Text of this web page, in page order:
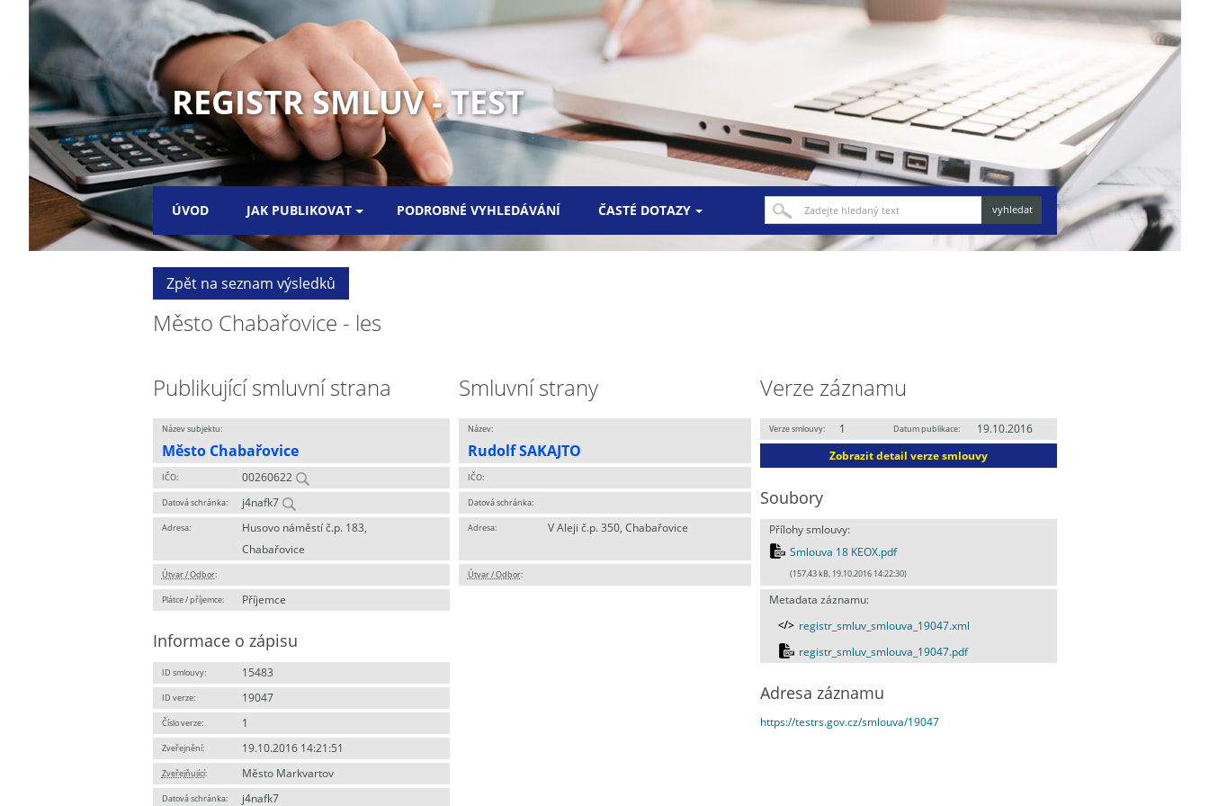
REGISTR SMLUV - TEST
ÚVOD JAK PUBLIKOVAT PODROBNÉ VYHLEDÁVÁNÍ ČASTÉ DOTAZY
Zpět na seznam výsledků
Město Chabařovice - les
Publikující smluvní strana
Název subjektu:
Město Chabařovice
IČO: 00260622
Datová schránka: j4nafk7
Adresa:
Husovo náměstí č.p. 183,
Chabařovice
Útvar / Odbor:
Plátce / příjemce: Příjemce
Informace o zápisu
ID smlouvy: 15483
ID verze: 19047
Číslo verze: 1
Zveřejnění: 19.10.2016 14:21:51
Zveřejňující: Město Markvartov
Datová schránka: j4nafk7
Smluvní strany
Název:
Rudolf SAKAJTO
IČO:
Datová schránka:
Adresa: V Aleji č.p. 350, Chabařovice
Útvar / Odbor:
Verze záznamu
Verze smlouvy: 1 Datum publikace:
19.10.2016
Zobrazit detail verze smlouvy
Soubory
Přílohy smlouvy:
Smlouva 18 KEOX.pdf
(157.43 kB, 19.10.2016 14:22:30)
Metadata záznamu:
registr_smluv_smlouva_19047.xml
registr_smluv_smlouva_19047.pdf
Adresa záznamu
https://testrs.gov.cz/smlouva/19047